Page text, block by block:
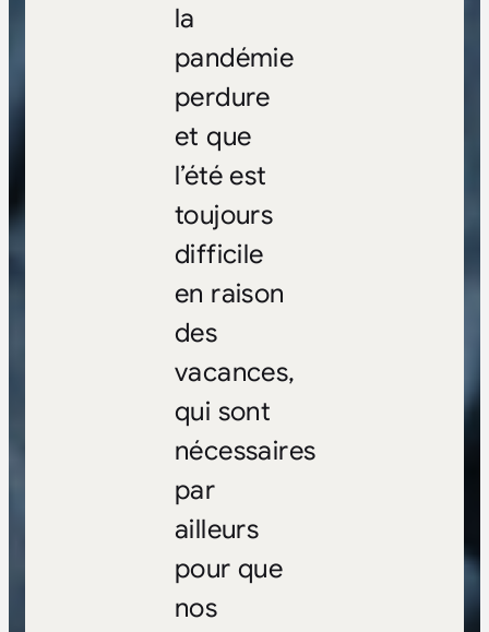
la
pandémie
perdure
et que
l’été est
toujours
difficile
en raison
des
vacances,
qui sont
nécessaires
par
ailleurs
pour que
nos